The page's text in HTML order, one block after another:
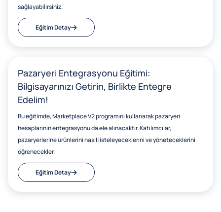
sağlayabilirsiniz.
Eğitim Detay
Pazaryeri Entegrasyonu Eğitimi:
Bilgisayarınızı Getirin, Birlikte Entegre
Edelim!
Bu eğitimde, Marketplace V2 programını kullanarak pazaryeri
hesaplarının entegrasyonu da ele alınacaktır. Katılımcılar,
pazaryerlerine ürünlerini nasıl listeleyeceklerini ve yöneteceklerini
öğrenecekler.
Eğitim Detay